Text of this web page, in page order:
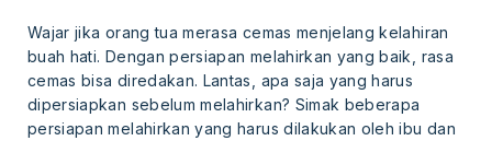
Wajar jika orang tua merasa cemas menjelang kelahiran
buah hati. Dengan persiapan melahirkan yang baik, rasa
cemas bisa diredakan. Lantas, apa saja yang harus
dipersiapkan sebelum melahirkan? Simak beberapa
persiapan melahirkan yang harus dilakukan oleh ibu dan